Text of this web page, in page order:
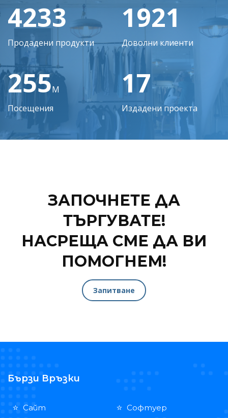
4922
Продадени продукти
2234
Доволни клиенти
296M
Посещения
20
Издадени проекта
ЗАПОЧНЕТЕ ДА
ТЪРГУВАТЕ!
НАСРЕЩА СМЕ ДА ВИ
ПОМОГНЕМ!
Запитване
Бързи Връзки
Сайт
Софтуер